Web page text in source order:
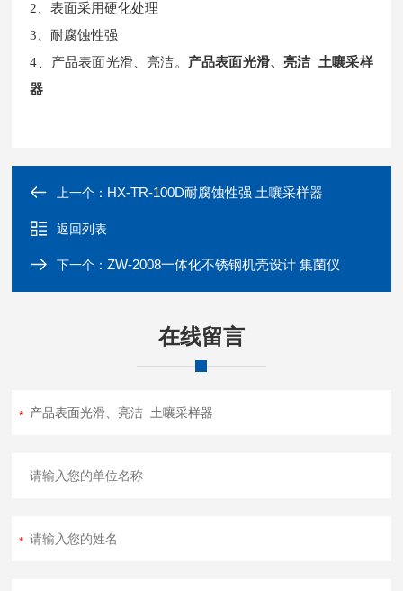
2、表面采用硬化处理
3、耐腐蚀性强
4、产品表面光滑、亮洁。 产品表面光滑、亮洁 土嚷采样
器
上一个： HX-TR-100D耐腐蚀性强 土嚷采样器
返回列表
下一个：ZW-2008一体化不锈钢机壳设计 集菌仪
在线留言